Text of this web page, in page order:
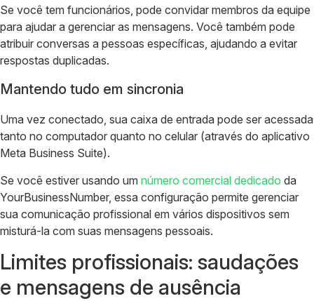
Se você tem funcionários, pode convidar membros da equipe
para ajudar a gerenciar as mensagens. Você também pode
atribuir conversas a pessoas específicas, ajudando a evitar
respostas duplicadas.
Mantendo tudo em sincronia
Uma vez conectado, sua caixa de entrada pode ser acessada
tanto no computador quanto no celular (através do aplicativo
Meta Business Suite).
Se você estiver usando um número comercial dedicado da
YourBusinessNumber, essa configuração permite gerenciar
sua comunicação profissional em vários dispositivos sem
misturá-la com suas mensagens pessoais.
Limites profissionais: saudações
e mensagens de ausência